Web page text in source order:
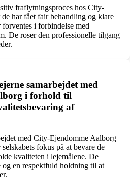
fraflytningsproces hos City-
har fået fair behandling og klare
i forbindelse med
De roser den professionelle tilgang
samarbejdet med
i forhold til
af
med City-Ejendomme Aalborg
fokus på at bevare de
kvaliteten i lejemålene. De
og en respektfuld holdning til at